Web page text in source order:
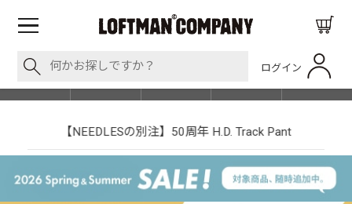
ログイン
SHOP LIST
【NEEDLESの別注】50周年 H.D. Track Pant